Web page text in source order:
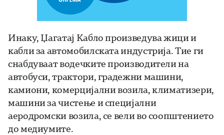
Инаку, Џагатај Кабло произведува жици и
кабли за автомобилската индустрија. Тие ги
снабдуваат водечките производители на
автобуси, трактори, градежни машини,
камиони, комерцијални возила, климатизери,
машини за чистење и специјални
аеродромски возила, се вели во соопштението
до медиумите.